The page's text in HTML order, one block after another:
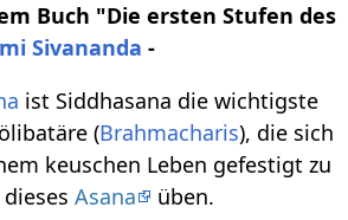
Buch "Die ersten Stufen des
Sivananda -
ist Siddhasana die wichtigste
(Brahmacharis), die sich
keuschen Leben gefestigt zu
diesesAsana üben.